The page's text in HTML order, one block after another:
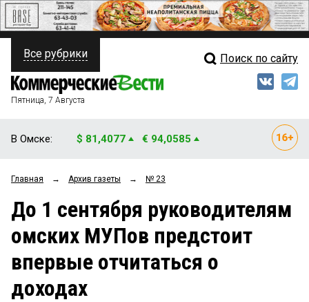
ПОЛИТИКА
ФИНАНСЫ
ОБЩЕСТВО
ЗАКОН
Свежий выпуск
Рейтинги
Блоги
Архив
Все рубрики Поиск по сайту
Пятница, 7 Августа
В Омске: $ 81,4077 € 94,0585
Главная → Архив газеты → № 23
До 1 сентября руководителям
омских МУПов предстоит
впервые отчитаться о
доходах